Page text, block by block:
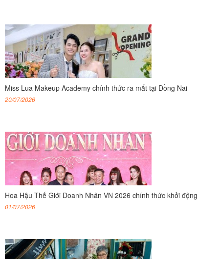
Miss Lua Makeup Academy chính thức ra mắt tại Đồng Nai
20/07/2026
Hoa Hậu Thế Giới Doanh Nhân VN 2026 chính thức khởi động
01/07/2026